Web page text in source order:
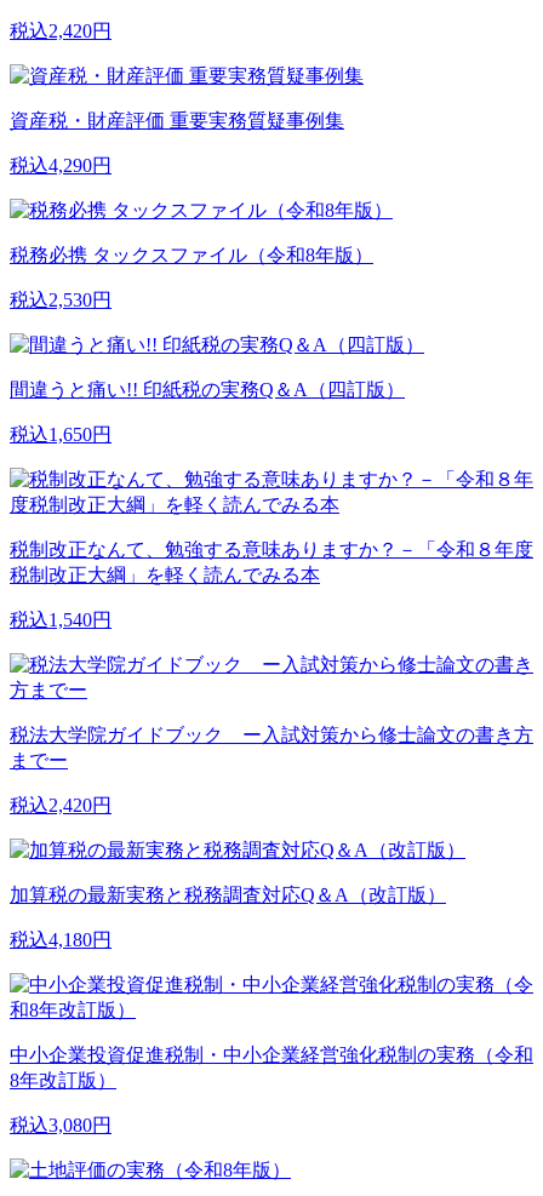
税込2,420円
資産税・財産評価 重要実務質疑事例集
税込4,290円
税務必携 タックスファイル（令和8年版）
税込2,530円
間違うと痛い!! 印紙税の実務Q＆A（四訂版）
税込1,650円
税制改正なんて、勉強する意味ありますか？－「令和８年度
税制改正大綱」を軽く読んでみる本
税込1,540円
税法大学院ガイドブック ー入試対策から修士論文の書き方
までー
税込2,420円
加算税の最新実務と税務調査対応Q＆A（改訂版）
税込4,180円
中小企業投資促進税制・中小企業経営強化税制の実務（令和
8年改訂版）
税込3,080円